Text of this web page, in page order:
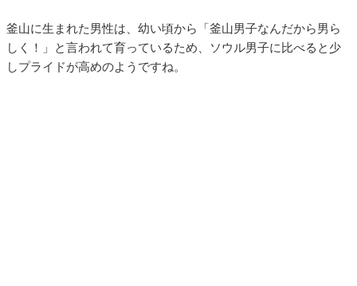
釜山に生まれた男性は、幼い頃から「釜山男子なんだから男ら
しく！」と言われて育っているため、ソウル男子に比べると少
しプライドが高めのようですね。